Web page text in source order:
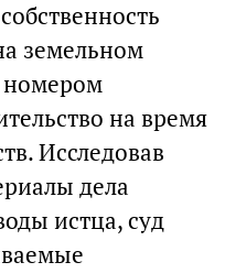
земельном
номером
на время
Исследовав
дела
истца, суд